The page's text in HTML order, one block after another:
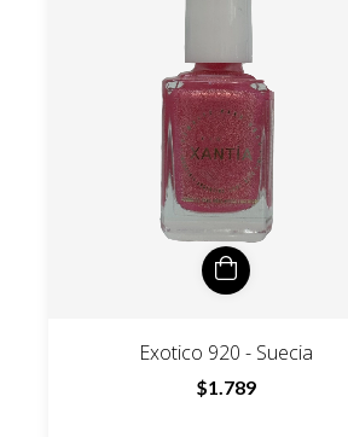
Exotico 920 - Suecia
$1.789